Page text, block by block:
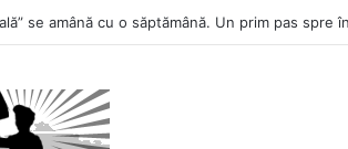
în noul sezon de Liga 2. Obiectiv clar înaintea